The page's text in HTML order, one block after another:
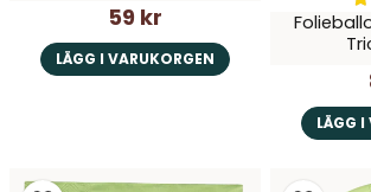
59 kr
LÄGG I VARUKORGEN
LÄGG I